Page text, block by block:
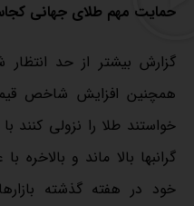
حمایت مهم طلای جهانی
گزارش بیشتر از حد
همچنین افزایش شاخص
خواستند طلا را نزولی کنند
خود در هفته گذشته